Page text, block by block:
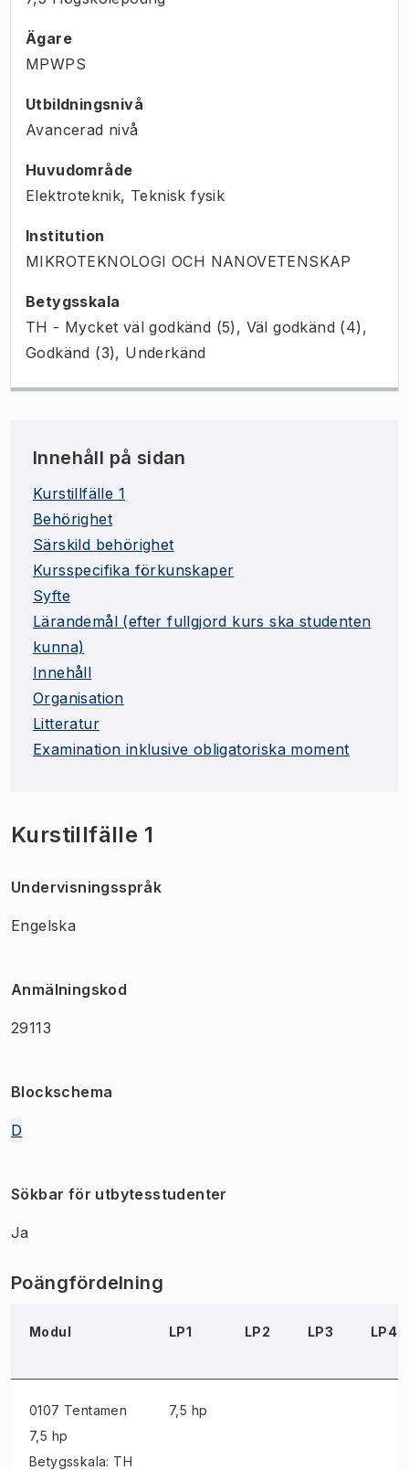
Ägare
MPWPS
Utbildningsnivå
Avancerad nivå
Huvudområde
Elektroteknik, Teknisk fysik
Institution
MIKROTEKNOLOGI OCH NANOVETENSKAP
Betygsskala
TH - Mycket väl godkänd (5), Väl godkänd (4),
Godkänd (3), Underkänd
Innehåll på sidan
Kurstillfälle 1
Behörighet
Särskild behörighet
Kursspecifika förkunskaper
Syfte
Lärandemål (efter fullgjord kurs ska studenten
kunna)
Innehåll
Organisation
Litteratur
Examination inklusive obligatoriska moment
Kurstillfälle 1
Undervisningsspråk
Engelska
Anmälningskod
29113
Blockschema
D
Sökbar för utbytesstudenter
Ja
Poängfördelning
Modul LP1 LP2 LP3 LP4
0107 Tentamen
7,5 hp
Betygsskala: TH
7,5 hp